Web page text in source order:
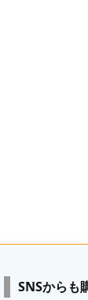
SNSからも